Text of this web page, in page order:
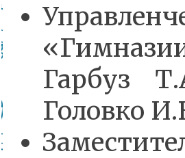
Гарбуз
Головко